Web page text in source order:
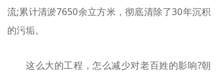
流;累计清淤7650余立方米，彻底清除了30年沉积
的污垢。
这么大的工程，怎么减少对老百姓的影响?朝